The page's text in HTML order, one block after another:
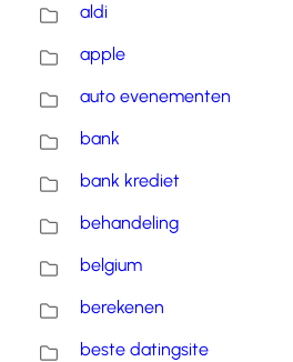
aldi
apple
auto evenementen
bank
bank krediet
behandeling
belgium
berekenen
beste datingsite